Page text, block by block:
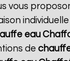
vous
eau
de